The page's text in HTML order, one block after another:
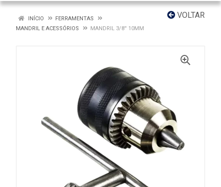
VOLTAR
INÍCIO
FERRAMENTAS
MANDRIL E ACESSÓRIOS
MANDRIL 3/8'' 10MM